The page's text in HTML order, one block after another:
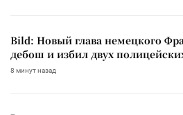
Bild: Новый глава немецкого
дебош и избил двух
8 минут назад